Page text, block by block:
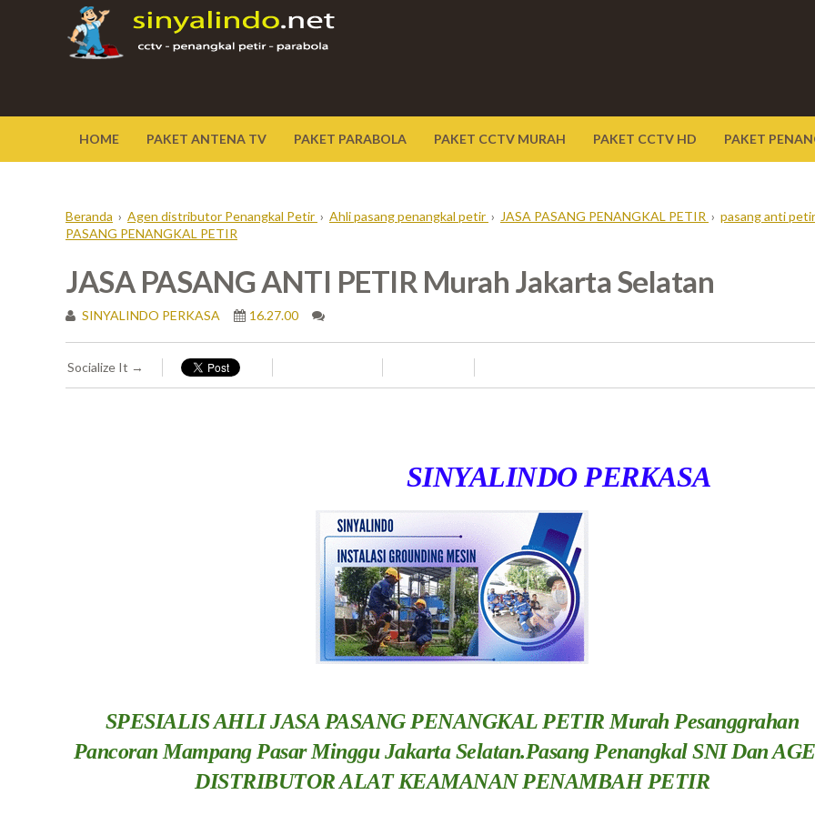
HOME PAKET ANTENA TV PAKET PARABOLA PAKET CCTV MURAH PAKET CCTV HD PAKET
Beranda › Agen distributor Penangkal Petir › Ahli pasang penangkal petir › JASA PASANG PENANGKAL PETIR › pasang anti petir
PASANG PENANGKAL PETIR
JASA PASANG ANTI PETIR Murah Jakarta Selatan
SINYALINDO PERKASA 16.27.00
Socialize It →
SINYALINDO PERKASA
SPESIALIS AHLI JASA PASANG PENANGKAL PETIR Murah Pesanggrahan
Pancoran Mampang Pasar Minggu Jakarta Selatan.Pasang Penangkal SNI Dan
DISTRIBUTOR ALAT KEAMANAN PENAMBAH PETIR